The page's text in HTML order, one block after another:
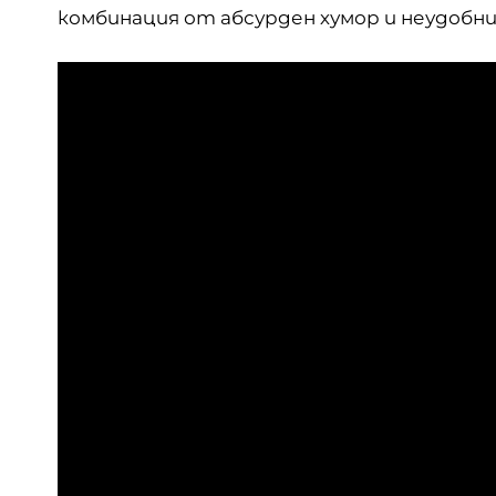
комбинация от абсурден хумор и